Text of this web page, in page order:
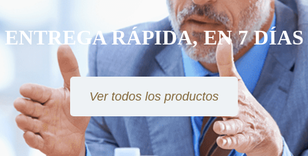
ENTREGA RÁPIDA, EN 7 DÍAS
Ver todos los productos